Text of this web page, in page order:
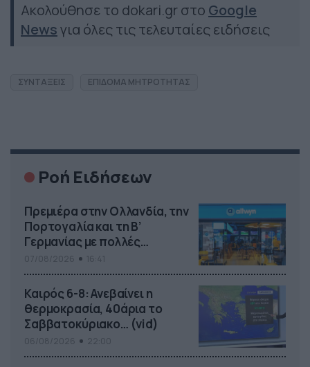
Ακολούθησε το dokari.gr στο Google
Newsγια όλες τις τελευταίες ειδήσεις
ΣΥΝΤΑΞΕΙΣ ΕΠΙΔΟΜΑ ΜΗΤΡΟΤΗΤΑΣ
Ροή Ειδήσεων
Πρεμιέρα στην Ολλανδία, την
Πορτογαλία και τη Β’
Γερμανίας με πολλές
στοιχηματικές επιλογές από
το ΠΑΜΕ ΣΤΟΙΧΗΜΑ
Καιρός 6-8: Ανεβαίνει η
θερμοκρασία, 40άρια το
Σαββατοκύριακο… (vid)